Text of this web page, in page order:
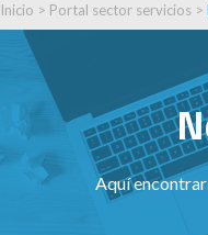
Inicio > Portal sector servicios >
Aquí